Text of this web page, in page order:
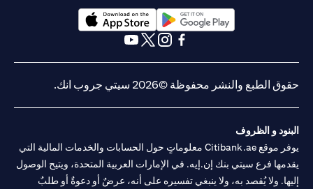
(opens in a new tab)
حقوق الطبع والنشر محفوظة ©2026 سيتي جروب انك.
البنود و الظروف
يوفر موقع Citibank.ae معلوماتٍ حول الحسابات والخدمات المالية التي
يقدمها فرع سيتي بنك إن.إيه. في الإمارات العربية المتحدة، ويتيح الوصول
إليها. ولا يُقصد به، ولا ينبغي تفسيره على أنه، عرضٌ أو دعوةٌ أو طلبٌ